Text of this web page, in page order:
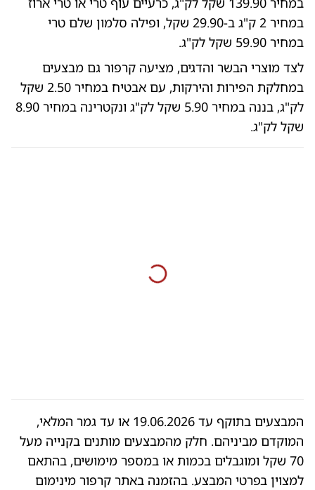
במחיר 2 ק"ג ב-29.90 שקל, ופילה סלמון שלם טרי
במחיר 59.90 שקל לק"ג.
לצד מוצרי הבשר והדגים, מציעה קרפור גם מבצעים
במחלקת הפירות והירקות, עם אבטיח במחיר 2.50 שקל
לק"ג, בננה במחיר 5.90 שקל לק"ג ונקטרינה במחיר 8.90
שקל לק"ג.
המבצעים בתוקף עד 19.06.2026 או עד גמר המלאי,
המוקדם מביניהם. חלק מהמבצעים מותנים בקנייה מעל
70 שקל ומוגבלים בכמות או במספר מימושים, בהתאם
למצוין בפרטי המבצע. בהזמנה באתר קרפור מינימום